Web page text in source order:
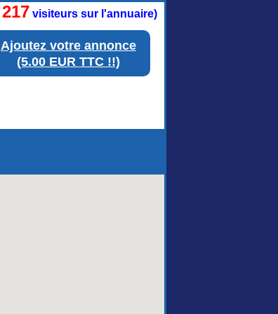
Ajoutez votre annonce
(5.00 EUR TTC !!)
217 visiteurs sur l'annuaire)